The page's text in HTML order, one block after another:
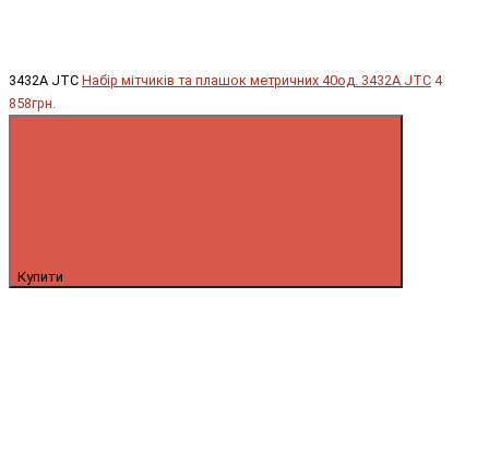
3432A JTC Набір мітчиків та плашок метричних 40од. 3432A JTC 4
858грн.
Купити